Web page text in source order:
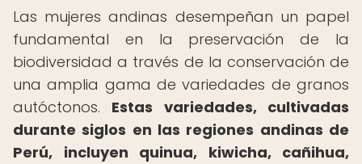
Las mujeres andinas desempeñan un papel
fundamental en la preservación de la
biodiversidad a través de la conservación de
una amplia gama de variedades de granos
autóctonos. Estas variedades, cultivadas
durante siglos en las regiones andinas de
Perú, incluyen quinua, kiwicha, cañihua,